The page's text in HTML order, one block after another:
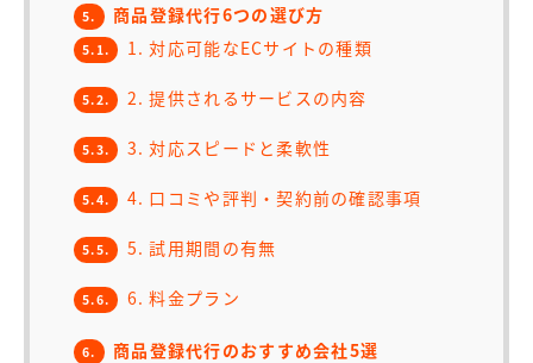
5. 商品登録代行6つの選び方
5.1. 1. 対応可能なECサイトの種類
5.2. 2. 提供されるサービスの内容
5.3. 3. 対応スピードと柔軟性
5.4. 4. 口コミや評判・契約前の確認事項
5.5. 5. 試用期間の有無
5.6. 6. 料金プラン
6. 商品登録代行のおすすめ会社5選